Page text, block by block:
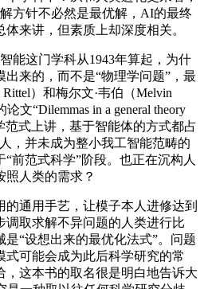
方针不必然是最优解，AI的最终
来讲，但素质上却深度相关。
这门学科从1943年算起，为什
来的，而不是“物理学问题”，最
）和梅尔文·韦伯（Melvin
文“Dilemmas in a general theory
范式上讲，基于智能体的方式都占
，并未成为整小我工智能范畴的
前范式科学”阶段。也正在沉构人
照人类的需求？
通用手艺，让模子本人进修达到
调取求解不异问题的人类进行比
“设想出来的最优化法式”。问题
可能会成为此后科学研究的常
，这本书的取名很是明白地告诉大